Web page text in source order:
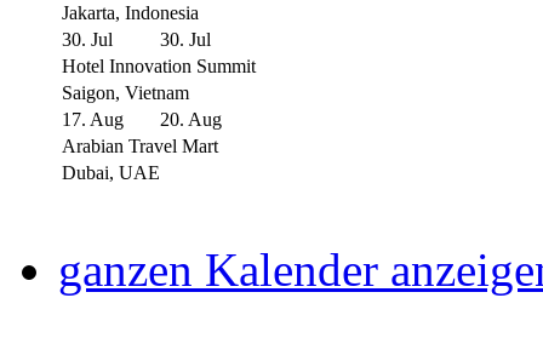
Jakarta, Indonesia
30. Jul
30. Jul
Hotel Innovation Summit
Saigon, Vietnam
17. Aug
20. Aug
Arabian Travel Mart
Dubai, UAE
ganzen Kalender